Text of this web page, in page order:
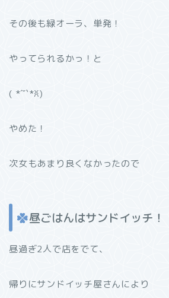
その後も緑オーラ、単発！
やってられるかっ！と
( *´˘`*ꐦ)
やめた！
次女もあまり良くなかったので
昼ごはんはサンドイッチ！
昼過ぎ2人で店をでて、
帰りにサンドイッチ屋さんにより